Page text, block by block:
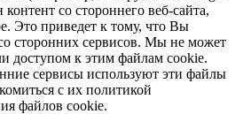
со стороннего веб-сайта,
Это приведет к тому, что Вы
сторонних сервисов. Мы не может
доступом к этим файлам cookie.
сервисы используют эти файлы
с их политикой
файлов cookie.